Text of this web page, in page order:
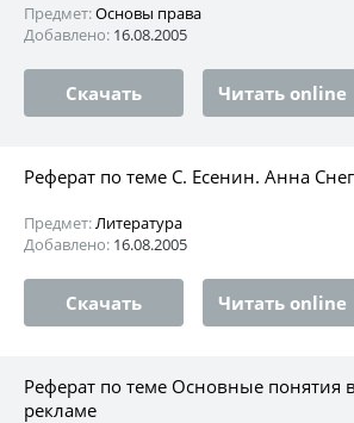
Предмет:Основы права
Добавлено: 16.08.2005
Скачать Читать online
Реферат по теме С. Есенин. Анна
Предмет:Литература
Добавлено: 16.08.2005
Скачать Читать online
Реферат по теме Основные понятия
рекламе